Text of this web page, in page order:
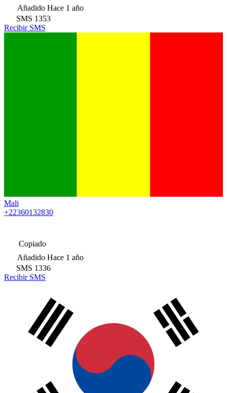
Añadido Hace 1 año
SMS 1353
Recibir SMS
Mali
+22360132830
Copiado
Añadido Hace 1 año
SMS 1336
Recibir SMS